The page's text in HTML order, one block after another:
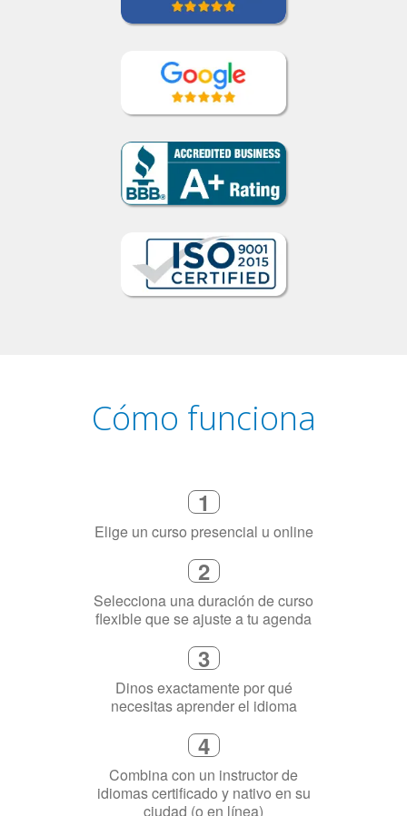
Cómo funciona
1
Elige un curso presencial u online
2
Selecciona una duración de curso
flexible que se ajuste a tu agenda
3
Dinos exactamente por qué
necesitas aprender el idioma